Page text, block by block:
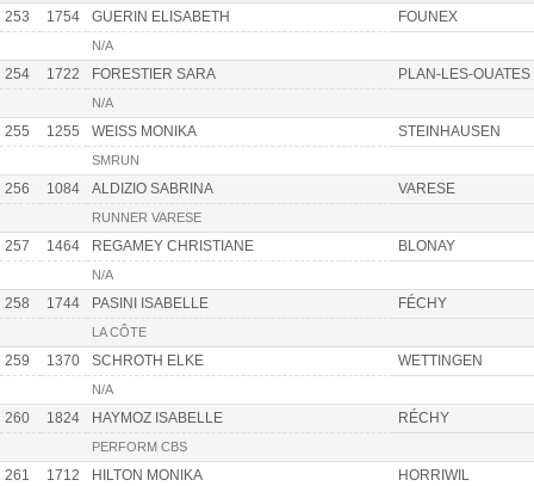
253 1754 GUERIN ELISABETH FOUNEX
N/A
254 1722 FORESTIER SARA PLAN-LES-OUATES
N/A
255 1255 WEISS MONIKA STEINHAUSEN
SMRUN
256 1084 ALDIZIO SABRINA VARESE
RUNNER VARESE
257 1464 REGAMEY CHRISTIANE BLONAY
N/A
258 1744 PASINI ISABELLE FÉCHY
LA CÔTE
259 1370 SCHROTH ELKE WETTINGEN
N/A
260 1824 HAYMOZ ISABELLE RÉCHY
PERFORM CBS
261 1712 HILTON MONIKA HORRIWIL